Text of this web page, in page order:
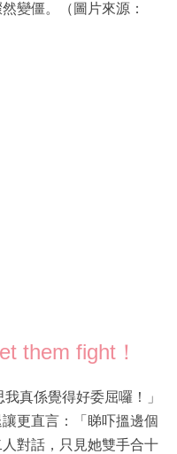
變僵。（圖片來源：
them fight！
真係覺得好委屈囉！」
更直言：「睇吓搵邊個
對話，只見她雙手合十